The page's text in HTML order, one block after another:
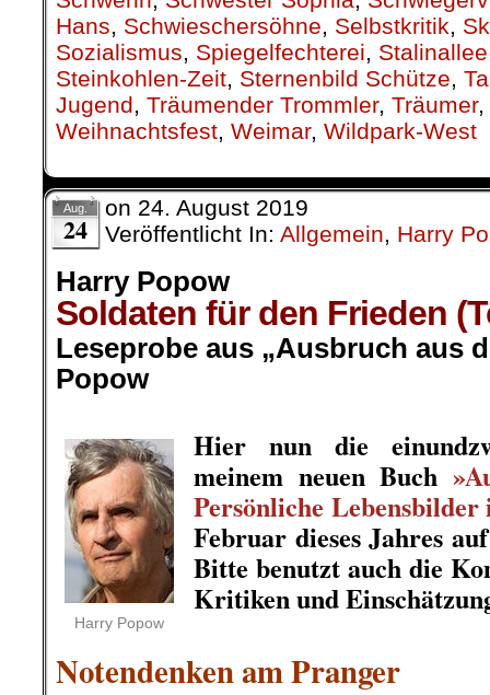
Hans, Schwieschersöhne, Selbstkritik,
Sozialismus, Spiegelfechterei, Stalinallee
Steinkohlen-Zeit, Sternenbild Schütze,
Jugend, Träumender Trommler, Träumer,
Weihnachtsfest, Weimar, Wildpark-West
Aug.
24
on 24. August 2019
Veröffentlicht In: Allgemein, Harry
Harry Popow
Soldaten für den Frieden
Leseprobe aus „Ausbruch aus
Popow
Harry Popow
Hier nun die
meinem neuen Buch
Persönliche
Februar dieses Jahres
Bitte benutzt auch die
Kritiken und
Notendenken am Pranger